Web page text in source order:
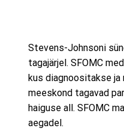
Stevens-Johnsoni
tagajärjel. SFOMC
kus diagnoositakse
meeskond tagavad
haiguse all. SFOMC
aegadel.